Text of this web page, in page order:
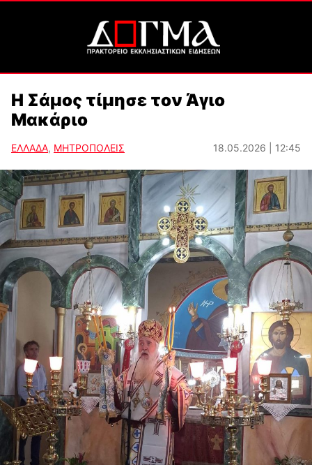
Η Σάμος τίμησε τον Άγιο
Μακάριο
ΕΛΛΑΔΑ, ΜΗΤΡΟΠΟΛΕΙΣ 18.05.2026 | 12:45